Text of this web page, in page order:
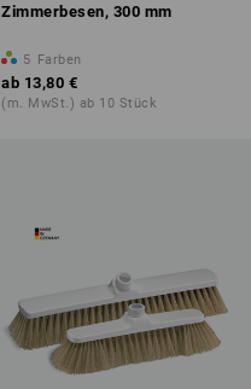
Zimmerbesen, 300 mm
5 Farben
ab 13,80 €
(m. MwSt.) ab 10 Stück